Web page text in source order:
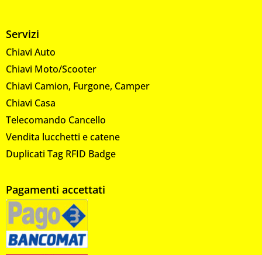
Servizi
Chiavi Auto
Chiavi Moto/Scooter
Chiavi Camion, Furgone, Camper
Chiavi Casa
Telecomando Cancello
Vendita lucchetti e catene
Duplicati Tag RFID Badge
Pagamenti accettati